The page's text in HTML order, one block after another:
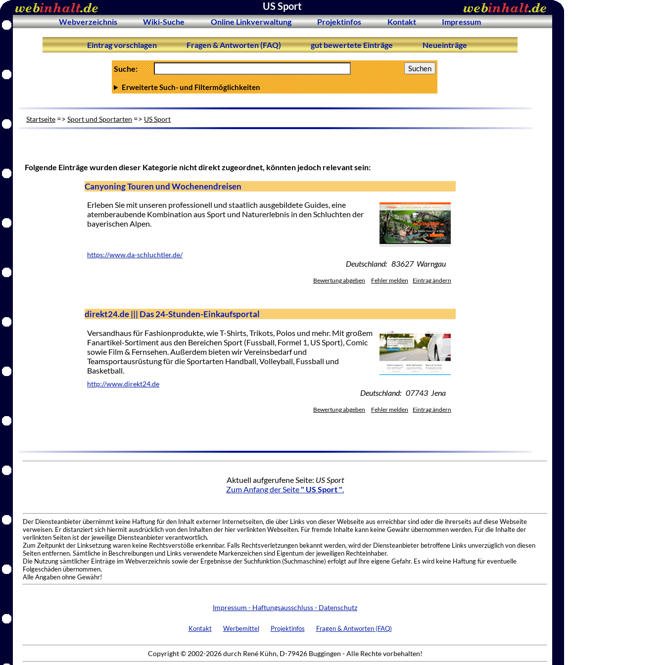
US Sport
Webverzeichnis Wiki-Suche Online Linkverwaltung Projektinfos Kontakt Impressum
Eintrag vorschlagen Fragen & Antworten (FAQ) gut bewertete Einträge Neueinträge
Suche:
Erweiterte Such- und Filtermöglichkeiten
Startseite => Sport und Sportarten => US Sport
Folgende Einträge wurden dieser Kategorie nicht direkt zugeordnet, könnten jedoch relevant sein:
Canyoning Touren und Wochenendreisen
Erleben Sie mit unseren professionell und staatlich ausgebildete Guides, eine
atemberaubende Kombination aus Sport und Naturerlebnis in den Schluchten der
bayerischen Alpen.
https://www.da-schluchtler.de/
Deutschland: 83627 Warngau
Bewertung abgeben Fehler melden Eintrag ändern
direkt24.de ||| Das 24-Stunden-Einkaufsportal
Versandhaus für Fashionprodukte, wie T-Shirts, Trikots, Polos und mehr. Mit großem
Fanartikel-Sortiment aus den Bereichen Sport (Fussball, Formel 1, US Sport), Comic
sowie Film & Fernsehen. Außerdem bieten wir Vereinsbedarf und
Teamsportausrüstung für die Sportarten Handball, Volleyball, Fussball und
Basketball.
http://www.direkt24.de
Deutschland: 07743 Jena
Bewertung abgeben Fehler melden Eintrag ändern
Aktuell aufgerufene Seite: US Sport
Zum Anfang der Seite " US Sport ".
Der Diensteanbieter übernimmt keine Haftung für den Inhalt externer Internetseiten, die über Links von dieser Webseite aus erreichbar sind oder die ihrerseits auf diese Webseite
verweisen. Er distanziert sich hiermit ausdrücklich von den Inhalten der hier verlinkten Webseiten. Für fremde Inhalte kann keine Gewähr übernommen werden. Für die Inhalte der
verlinkten Seiten ist der jeweilige Diensteanbieter verantwortlich.
Zum Zeitpunkt der Linksetzung waren keine Rechtsverstöße erkennbar. Falls Rechtsverletzungen bekannt werden, wird der Diensteanbieter betroffene Links unverzüglich von diesen
Seiten entfernen. Sämtliche in Beschreibungen und Links verwendete Markenzeichen sind Eigentum der jeweiligen Rechteinhaber.
Die Nutzung sämtlicher Einträge im Webverzeichnis sowie der Ergebnisse der Suchfunktion (Suchmaschine) erfolgt auf Ihre eigene Gefahr. Es wird keine Haftung für eventuelle
Folgeschäden übernommen.
Alle Angaben ohne Gewähr!
Impressum - Haftungsausschluss - Datenschutz
Kontakt Werbemittel Projektinfos Fragen & Antworten (FAQ)
Copyright © 2002-2026 durch René Kühn, D-79426 Buggingen - Alle Rechte vorbehalten!